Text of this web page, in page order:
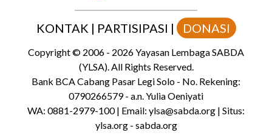
KONTAK | PARTISIPASI | DONASI
Copyright© 2006 - 2026Yayasan Lembaga SABDA
(YLSA).All Rights Reserved.
Bank BCA Cabang Pasar Legi Solo - No. Rekening:
0790266579 - a.n. Yulia Oeniyati
WA: 0881-2979-100| Email: ylsa@sabda.org | Situs:
ylsa.org- sabda.org